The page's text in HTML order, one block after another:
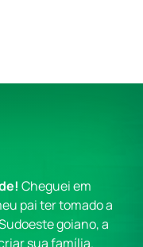
Cheguei em
pai ter tomado a
goiano, a
sua família.